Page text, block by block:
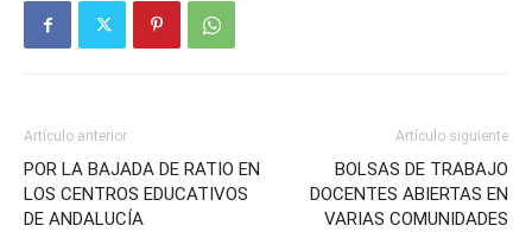
Artículo anterior
POR LA BAJADA DE RATIO EN
LOS CENTROS EDUCATIVOS
DE ANDALUCÍA
Artículo siguiente
BOLSAS DE TRABAJO
DOCENTES ABIERTAS EN
VARIAS COMUNIDADES